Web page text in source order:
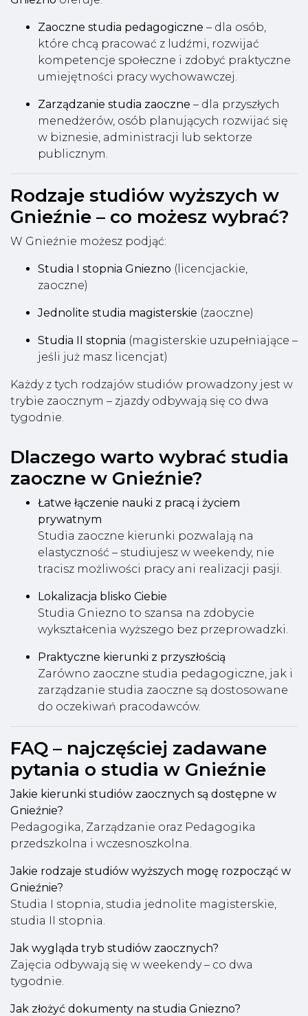
Zaoczne studia pedagogiczne – dla osób,
które chcą pracować z ludźmi, rozwijać
kompetencje społeczne i zdobyć praktyczne
umiejętności pracy wychowawczej.
Zarządzanie studia zaoczne – dla przyszłych
menedżerów, osób planujących rozwijać się
w biznesie, administracji lub sektorze
publicznym.
Rodzaje studiów wyższych w
Gnieźnie – co możesz wybrać?
W Gnieźnie możesz podjąć:
Studia I stopnia Gniezno (licencjackie,
zaoczne)
Jednolite studia magisterskie (zaoczne)
Studia II stopnia (magisterskie uzupełniające –
jeśli już masz licencjat)
Każdy z tych rodzajów studiów prowadzony jest w
trybie zaocznym – zjazdy odbywają się co dwa
tygodnie.
Dlaczego warto wybrać studia
zaoczne w Gnieźnie?
Łatwe łączenie nauki z pracą i życiem
prywatnym
Studia zaoczne kierunki pozwalają na
elastyczność – studiujesz w weekendy, nie
tracisz możliwości pracy ani realizacji pasji.
Lokalizacja blisko Ciebie
Studia Gniezno to szansa na zdobycie
wykształcenia wyższego bez przeprowadzki.
Praktyczne kierunki z przyszłością
Zarówno zaoczne studia pedagogiczne, jak i
zarządzanie studia zaoczne są dostosowane
do oczekiwań pracodawców.
FAQ – najczęściej zadawane
pytania o studia w Gnieźnie
Jakie kierunki studiów zaocznych są dostępne w
Gnieźnie?
Pedagogika, Zarządzanie oraz Pedagogika
przedszkolna i wczesnoszkolna.
Jakie rodzaje studiów wyższych mogę rozpocząć w
Gnieźnie?
Studia I stopnia, studia jednolite magisterskie,
studia II stopnia.
Jak wygląda tryb studiów zaocznych?
Zajęcia odbywają się w weekendy – co dwa
tygodnie.
Jak złożyć dokumenty na studia Gniezno?